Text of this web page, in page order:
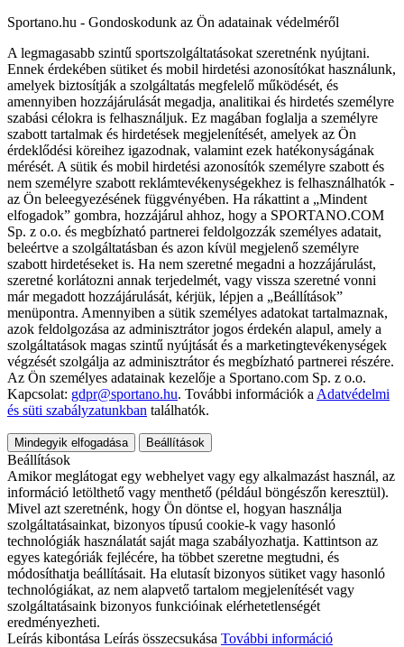
Sportano.hu - Gondoskodunk az Ön adatainak védelméről
A legmagasabb szintű sportszolgáltatásokat szeretnénk nyújtani.
Ennek érdekében sütiket és mobil hirdetési azonosítókat használunk,
amelyek biztosítják a szolgáltatás megfelelő működését, és
amennyiben hozzájárulását megadja, analitikai és hirdetés személyre
szabási célokra is felhasználjuk. Ez magában foglalja a személyre
szabott tartalmak és hirdetések megjelenítését, amelyek az Ön
érdeklődési köreihez igazodnak, valamint ezek hatékonyságának
mérését. A sütik és mobil hirdetési azonosítók személyre szabott és
nem személyre szabott reklámtevékenységekhez is felhasználhatók -
az Ön beleegyezésének függvényében. Ha rákattint a „Mindent
elfogadok” gombra, hozzájárul ahhoz, hogy a SPORTANO.COM
Sp. z o.o. és megbízható partnerei feldolgozzák személyes adatait,
beleértve a szolgáltatásban és azon kívül megjelenő személyre
szabott hirdetéseket is. Ha nem szeretné megadni a hozzájárulást,
szeretné korlátozni annak terjedelmét, vagy vissza szeretné vonni
már megadott hozzájárulását, kérjük, lépjen a „Beállítások”
menüpontra. Amennyiben a sütik személyes adatokat tartalmaznak,
azok feldolgozása az adminisztrátor jogos érdekén alapul, amely a
szolgáltatások magas szintű nyújtását és a marketingtevékenységek
végzését szolgálja az adminisztrátor és megbízható partnerei részére.
Az Ön személyes adatainak kezelője a Sportano.com Sp. z o.o.
Kapcsolat: gdpr@sportano.hu. További információk a Adatvédelmi
és süti szabályzatunkban találhatók.
Mindegyik elfogadása Beállítások
Beállítások
Amikor meglátogat egy webhelyet vagy egy alkalmazást használ, az
információ letölthető vagy menthető (például böngészőn keresztül).
Mivel azt szeretnénk, hogy Ön döntse el, hogyan használja
szolgáltatásainkat, bizonyos típusú cookie-k vagy hasonló
technológiák használatát saját maga szabályozhatja. Kattintson az
egyes kategóriák fejlécére, ha többet szeretne megtudni, és
módosíthatja beállításait. Ha elutasít bizonyos sütiket vagy hasonló
technológiákat, az nem alapvető tartalom megjelenítését vagy
szolgáltatásaink bizonyos funkcióinak elérhetetlenségét
eredményezheti.
Leírás kibontása Leírás összecsukása További információ